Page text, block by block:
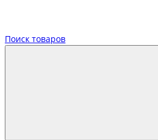
Поиск товаров